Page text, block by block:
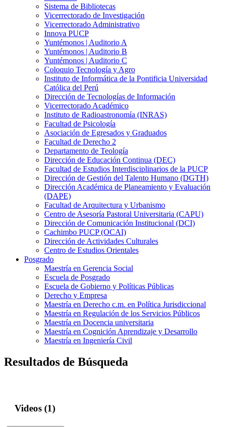
Sistema de Bibliotecas
Vicerrectorado de Investigación
Vicerrectorado Administrativo
Innova PUCP
Yuntémonos | Auditorio A
Yuntémonos | Auditorio B
Yuntémonos | Auditorio C
Coloquio Tecnología y Agro
Instituto de Informática de la Pontificia Universidad
Católica del Perú
Dirección de Tecnologías de Información
Vicerrectorado Académico
Instituto de Radioastronomía (INRAS)
Facultad de Psicología
Asociación de Egresados y Graduados
Facultad de Derecho 2
Departamento de Teología
Dirección de Educación Continua (DEC)
Facultad de Estudios Interdisciplinarios de la PUCP
Dirección de Gestión del Talento Humano (DGTH)
Dirección Académica de Planeamiento y Evaluación
(DAPE)
Facultad de Arquitectura y Urbanismo
Centro de Asesoría Pastoral Universitaria (CAPU)
Dirección de Comunicación Institucional (DCI)
Cachimbo PUCP (OCAI)
Dirección de Actividades Culturales
Centro de Estudios Orientales
Posgrado
Maestría en Gerencia Social
Escuela de Posgrado
Escuela de Gobierno y Políticas Públicas
Derecho y Empresa
Maestría en Derecho c.m. en Política Jurisdiccional
Maestría en Regulación de los Servicios Públicos
Maestría en Docencia universitaria
Maestría en Cognición Aprendizaje y Desarrollo
Maestría en Ingeniería Civil
Resultados de Búsqueda
Videos (1)